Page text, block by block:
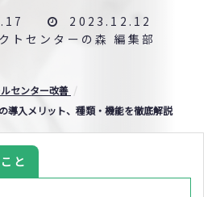
2023.12.12
トセンターの森 編集部
センター改善
導入メリット、種類・機能を徹底解説
と